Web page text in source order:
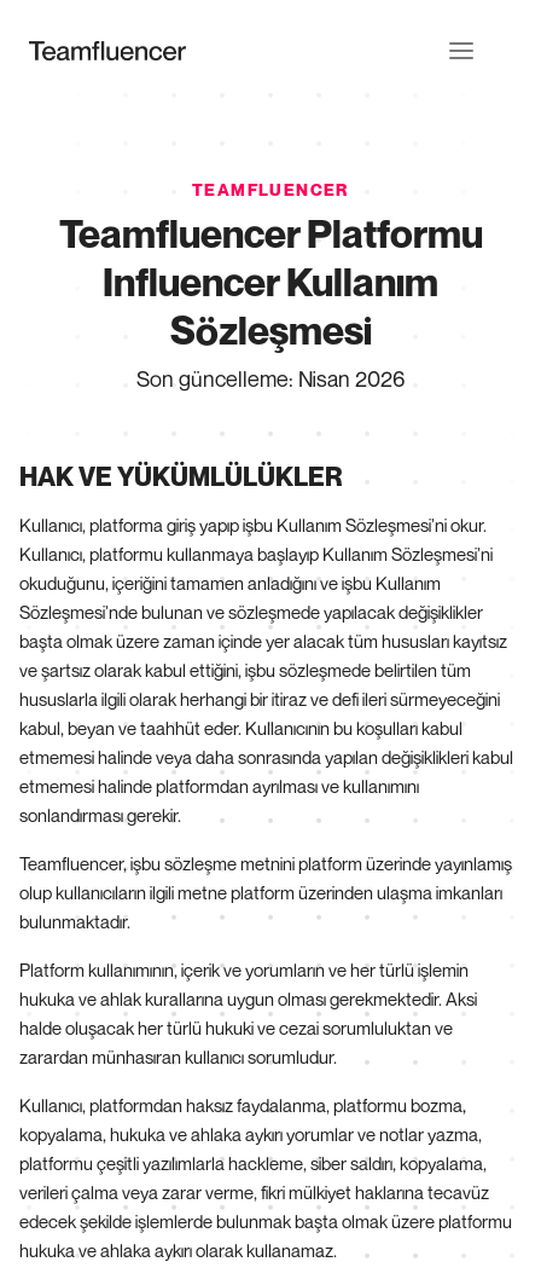
TEAMFLUENCER
Teamfluencer Platformu
Influencer Kullanım
Sözleşmesi
Son güncelleme: Nisan 2026
HAK VE YÜKÜMLÜLÜKLER
Kullanıcı, platforma giriş yapıp işbu Kullanım Sözleşmesi’ni okur.
Kullanıcı, platformu kullanmaya başlayıp Kullanım Sözleşmesi’ni
okuduğunu, içeriğini tamamen anladığını ve işbu Kullanım
Sözleşmesi’nde bulunan ve sözleşmede yapılacak değişiklikler
başta olmak üzere zaman içinde yer alacak tüm hususları kayıtsız
ve şartsız olarak kabul ettiğini, işbu sözleşmede belirtilen tüm
hususlarla ilgili olarak herhangi bir itiraz ve defi ileri sürmeyeceğini
kabul, beyan ve taahhüt eder. Kullanıcının bu koşulları kabul
etmemesi halinde veya daha sonrasında yapılan değişiklikleri kabul
etmemesi halinde platformdan ayrılması ve kullanımını
sonlandırması gerekir.
Teamfluencer, işbu sözleşme metnini platform üzerinde yayınlamış
olup kullanıcıların ilgili metne platform üzerinden ulaşma imkanları
bulunmaktadır.
Platform kullanımının, içerik ve yorumların ve her türlü işlemin
hukuka ve ahlak kurallarına uygun olması gerekmektedir. Aksi
halde oluşacak her türlü hukuki ve cezai sorumluluktan ve
zarardan münhasıran kullanıcı sorumludur.
Kullanıcı, platformdan haksız faydalanma, platformu bozma,
kopyalama, hukuka ve ahlaka aykırı yorumlar ve notlar yazma,
platformu çeşitli yazılımlarla hackleme, siber saldırı, kopyalama,
verileri çalma veya zarar verme, fikri mülkiyet haklarına tecavüz
edecek şekilde işlemlerde bulunmak başta olmak üzere platformu
hukuka ve ahlaka aykırı olarak kullanamaz.